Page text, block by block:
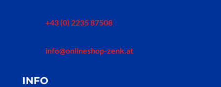
+43 (0) 2235 87508
info@onlineshop-zenk.at
INFO